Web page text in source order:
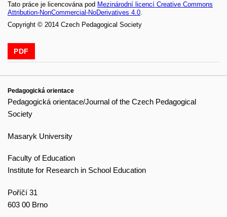
Tato práce je licencována pod Mezinárodní licencí Creative Commons
Attribution-NonCommercial-NoDerivatives 4.0.
Copyright © 2014 Czech Pedagogical Society
PDF
Pedagogická orientace
Pedagogická orientace/Journal of the Czech Pedagogical
Society
Masaryk University
Faculty of Education
Institute for Research in School Education
Poříčí 31
603 00 Brno